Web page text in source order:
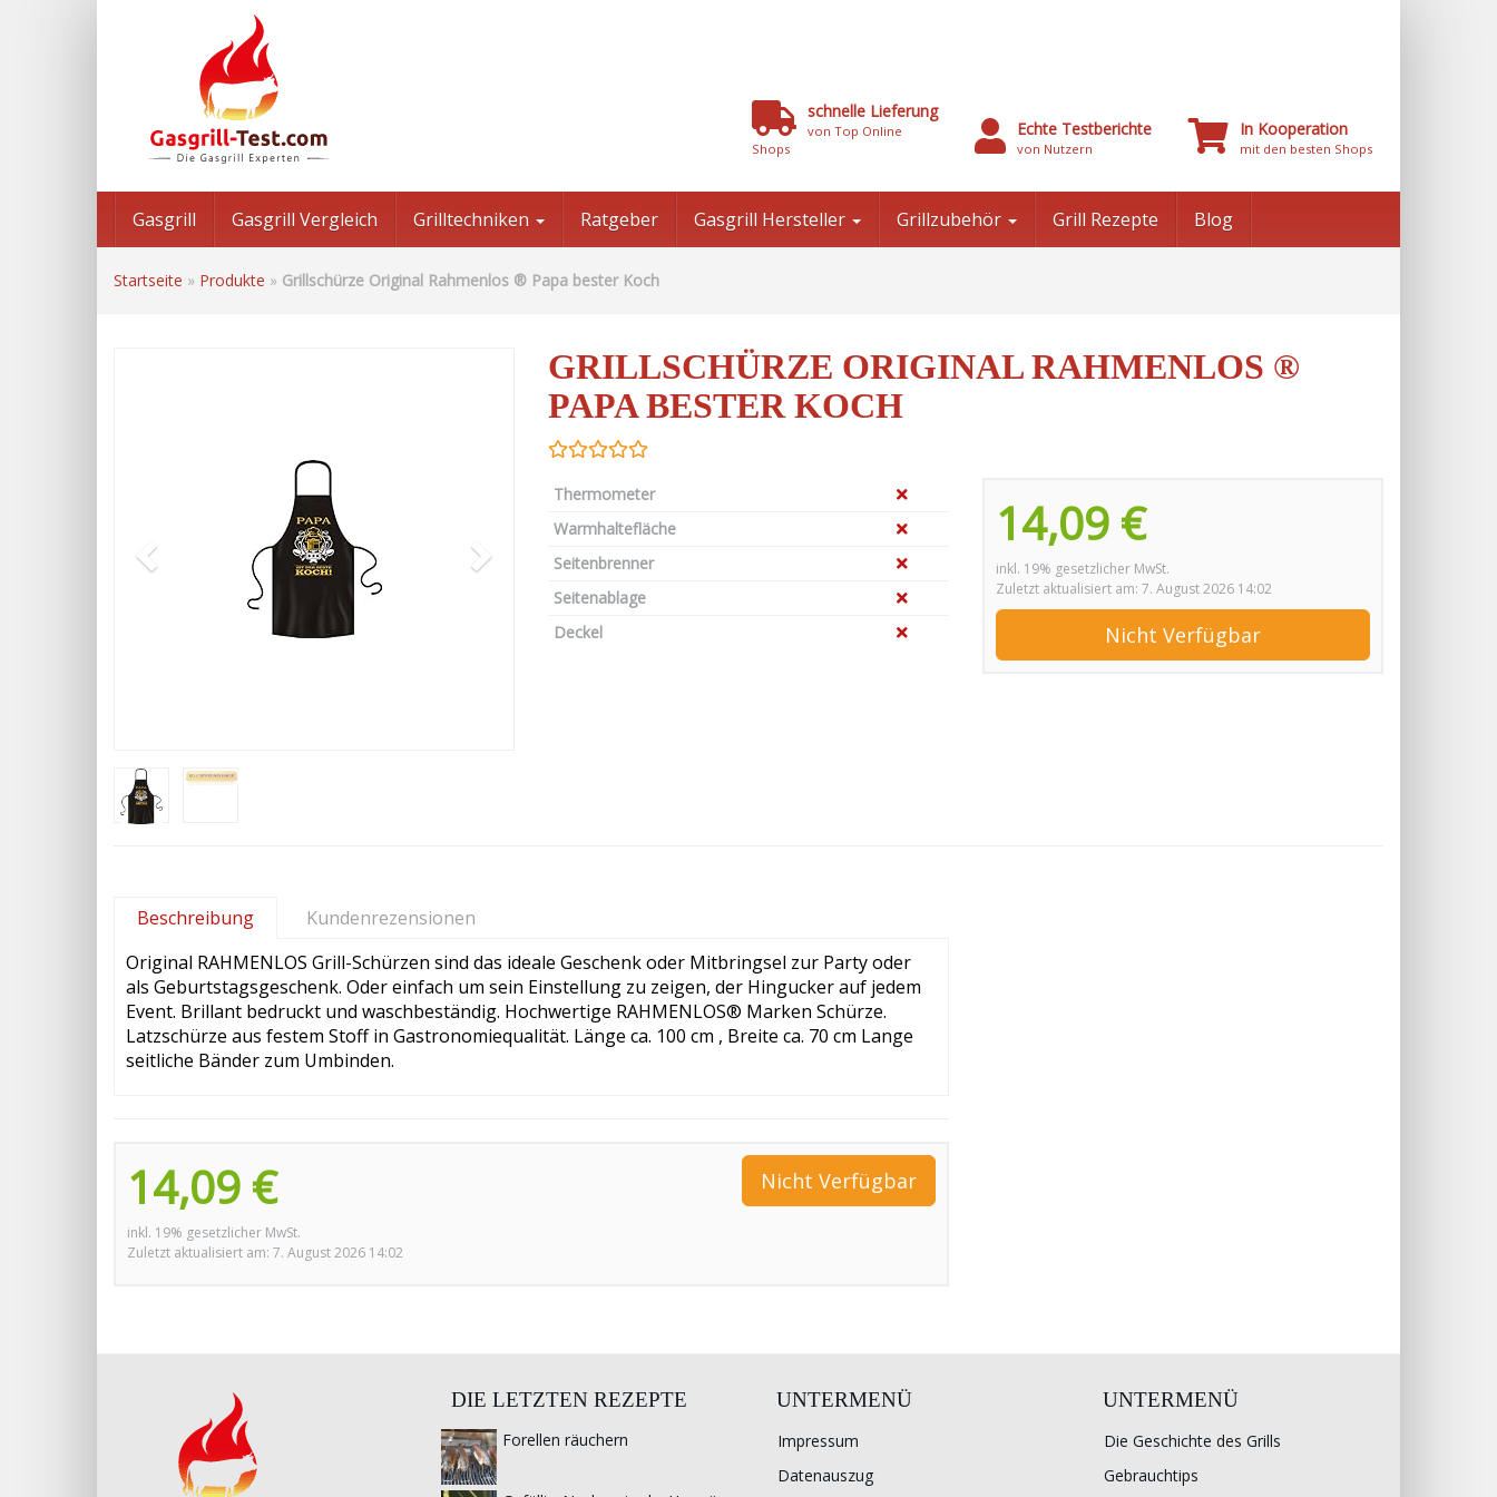
schnelle Lieferung
von Top Online
Shops
Echte Testberichte
von Nutzern
In Kooperation
mit den besten Shops
Gasgrill Gasgrill Vergleich Grilltechniken Ratgeber Gasgrill Hersteller Grillzubehör Grill Rezepte Blog
Startseite » Produkte » Grillschürze Original Rahmenlos ® Papa bester Koch
GRILLSCHÜRZE ORIGINAL RAHMENLOS ®
PAPA BESTER KOCH
14,09 €
inkl. 19% gesetzlicher MwSt.
Zuletzt aktualisiert am: 7. August 2026 14:02
Nicht Verfügbar
Thermometer
Warmhaltefläche
Seitenbrenner
Seitenablage
Deckel
Beschreibung
Kundenrezensionen
Original RAHMENLOS Grill-Schürzen sind das ideale Geschenk oder Mitbringsel zur Party oder
als Geburtstagsgeschenk. Oder einfach um sein Einstellung zu zeigen, der Hingucker auf jedem
Event. Brillant bedruckt und waschbeständig. Hochwertige RAHMENLOS® Marken Schürze.
Latzschürze aus festem Stoff in Gastronomiequalität. Länge ca. 100 cm , Breite ca. 70 cm Lange
seitliche Bänder zum Umbinden.
14,09 €
inkl. 19% gesetzlicher MwSt.
Zuletzt aktualisiert am: 7. August 2026 14:02
Nicht Verfügbar
DIE LETZTEN REZEPTE
Forellen räuchern
UNTERMENÜ
Impressum
Datenauszug
UNTERMENÜ
Die Geschichte des Grills
Gebrauchtips